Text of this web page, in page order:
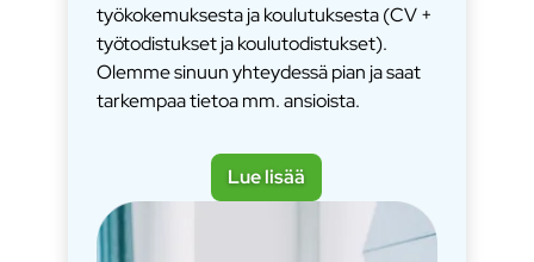
työkokemuksesta ja koulutuksesta (CV +
työtodistukset ja koulutodistukset).
Olemme sinuun yhteydessä pian ja saat
tarkempaa tietoa mm. ansioista.
Lue lisää